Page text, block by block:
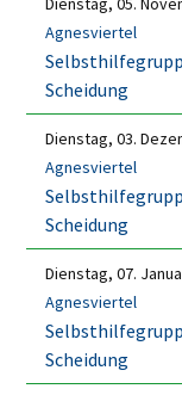
Agnesviertel
Scheidung
Dienstag, 03.
Agnesviertel
Scheidung
Dienstag, 07.
Agnesviertel
Scheidung